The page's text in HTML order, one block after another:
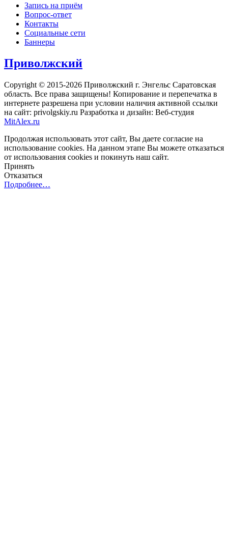
Запись на приём
Вопрос-ответ
Контакты
Социальные сети
Баннеры
Приволжский
Copyright © 2015-2026 Приволжский г. Энгельс Саратовская
область. Все права защищены! Копирование и перепечатка в
интернете разрешена при условии наличия активной ссылки
на сайт: privolgskiy.ru Разработка и дизайн: Веб-студия
MitAlex.ru
Продолжая использовать этот сайт, Вы даете согласие на
использование cookies. На данном этапе Вы можете отказаться
от использования cookies и покинуть наш сайт.
Принять
Отказаться
Подробнее…